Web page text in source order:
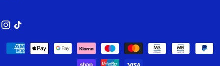
Instagram
TikTok
Métodos